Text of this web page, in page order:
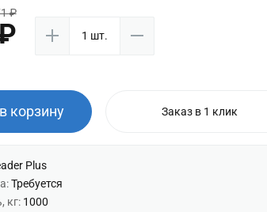
₽
корзину Заказ в 1 клик
Plus
Требуется
кг: 1000